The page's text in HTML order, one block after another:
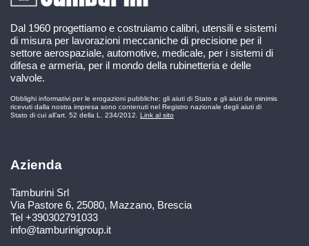
Dal 1960 progettiamo e costruiamo calibri, utensili e sistemi
di misura per lavorazioni meccaniche di precisione per il
settore aerospaziale, automotive, medicale, per i sistemi di
difesa e armeria, per il mondo della rubinetteria e delle
valvole.
Obblighi informativi per le erogazioni pubbliche: gli aiuti di Stato e gli aiuti de minimis
ricevuti dalla nostra impresa sono contenuti nel Registro nazionale degli aiuti di
Stato di cui all’art. 52 della L. 234/2012. Link al sito
Azienda
Tamburini Srl
Via Pastore 6, 25080, Mazzano, Brescia
Tel +390302791033
info@tamburinigroup.it